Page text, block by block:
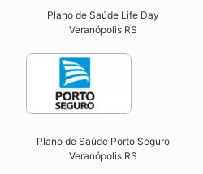
Plano de Saúde Life Day
Veranópolis RS
Plano de Saúde Porto Seguro
Veranópolis RS​